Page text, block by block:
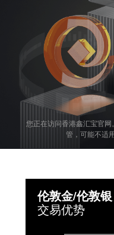
您正在访问香港鑫汇宝官
管，可能不适
伦敦金/伦敦银
交易优势